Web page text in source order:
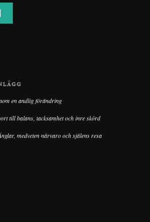
en andlig förändring
till balans, tacksamhet och inre skörd
medveten närvaro och själens resa